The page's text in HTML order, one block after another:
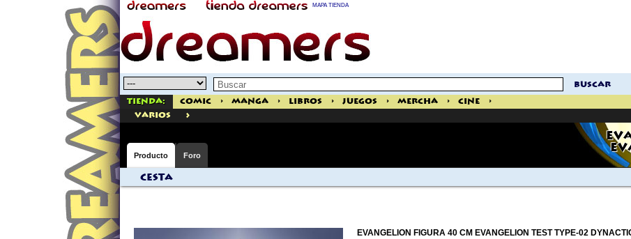
MAPA TIENDA
buscar
Tienda: Comic > Manga > Libros > Juegos > Mercha > Cine
>
varios
>
Producto Foro
Cesta
EVANGELION FIGURA 40 CM EVANGELION TEST TYPE-02